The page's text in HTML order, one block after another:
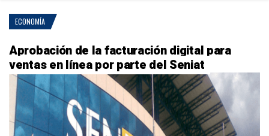
ECONOMÍA
Aprobación de la facturación digital para
ventas en línea por parte del Seniat